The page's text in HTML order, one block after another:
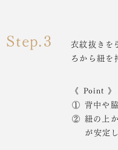
Step.3
衣紋抜きを
ろから紐
《 Point 》
① 背中や脇
② 紐の上か
が安定